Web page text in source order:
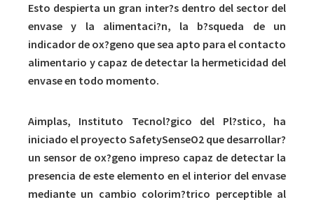
Esto despierta un gran inter?s dentro del sector del
envase y la alimentaci?n, la b?squeda de un
indicador de ox?geno que sea apto para el contacto
alimentario y capaz de detectar la hermeticidad del
envase en todo momento.
Aimplas, Instituto Tecnol?gico del Pl?stico, ha
iniciado el proyecto SafetySenseO2 que desarrollar?
un sensor de ox?geno impreso capaz de detectar la
presencia de este elemento en el interior del envase
mediante un cambio colorim?trico perceptible al